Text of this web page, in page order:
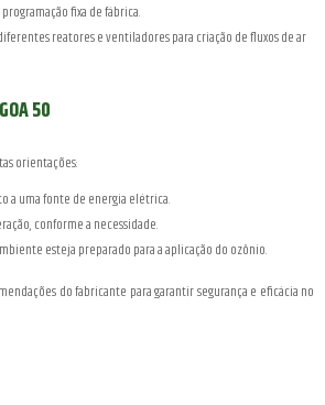
fixa de fábrica.
50
orientações:
a uma fonte de energia elétrica.
conforme a necessidade.
esteja preparado para a aplicação do ozônio.
do fabricante para garantir segurança e eficácia no